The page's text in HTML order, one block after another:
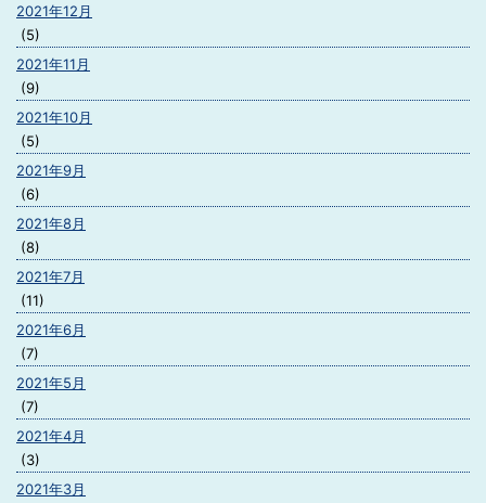
2021年12月
(5)
2021年11月
(9)
2021年10月
(5)
2021年9月
(6)
2021年8月
(8)
2021年7月
(11)
2021年6月
(7)
2021年5月
(7)
2021年4月
(3)
2021年3月